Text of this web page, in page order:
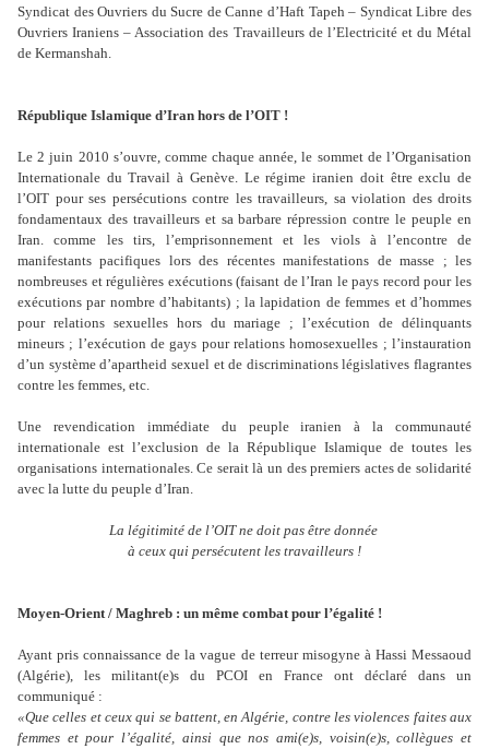
Syndicat des Ouvriers du Sucre de Canne d’Haft Tapeh – Syndicat Libre des
Ouvriers Iraniens – Association des Travailleurs de l’Electricité et du Métal
de Kermanshah.
République Islamique d’Iran hors de l’OIT !
Le 2 juin 2010 s’ouvre, comme chaque année, le sommet de l’Organisation
Internationale du Travail à Genève. Le régime iranien doit être exclu de
l’OIT pour ses persécutions contre les travailleurs, sa violation des droits
fondamentaux des travailleurs et sa barbare répression contre le peuple en
Iran. comme les tirs, l’emprisonnement et les viols à l’encontre de
manifestants pacifiques lors des récentes manifestations de masse ; les
nombreuses et régulières exécutions (faisant de l’Iran le pays record pour les
exécutions par nombre d’habitants) ; la lapidation de femmes et d’hommes
pour relations sexuelles hors du mariage ; l’exécution de délinquants
mineurs ; l’exécution de gays pour relations homosexuelles ; l’instauration
d’un système d’apartheid sexuel et de discriminations législatives flagrantes
contre les femmes, etc.
Une revendication immédiate du peuple iranien à la communauté
internationale est l’exclusion de la République Islamique de toutes les
organisations internationales. Ce serait là un des premiers actes de solidarité
avec la lutte du peuple d’Iran.
La légitimité de l’OIT ne doit pas être donnée
à ceux qui persécutent les travailleurs !
Moyen-Orient / Maghreb : un même combat pour l’égalité !
Ayant pris connaissance de la vague de terreur misogyne à Hassi Messaoud
(Algérie), les militant(e)s du PCOI en France ont déclaré dans un
communiqué :
«Que celles et ceux qui se battent, en Algérie, contre les violences faites aux
femmes et pour l’égalité, ainsi que nos ami(e)s, voisin(e)s, collègues et